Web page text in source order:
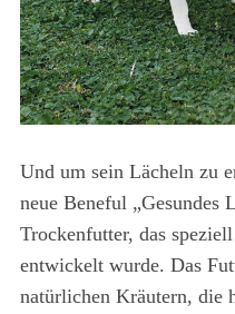
Und um sein Lächeln zu
neue Beneful „Gesundes
Trockenfutter, das
entwickelt wurde. Das
natürlichen Kräutern, die